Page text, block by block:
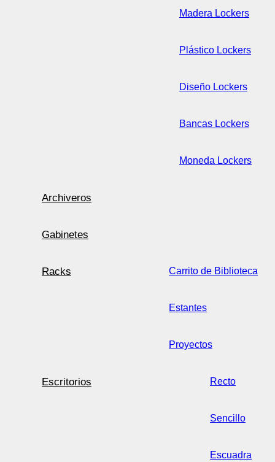
Madera Lockers
Plástico Lockers
Diseño Lockers
Bancas Lockers
Moneda Lockers
Archiveros
Gabinetes
Racks Carrito de Biblioteca
Estantes
Proyectos
Escritorios Recto
Sencillo
Escuadra